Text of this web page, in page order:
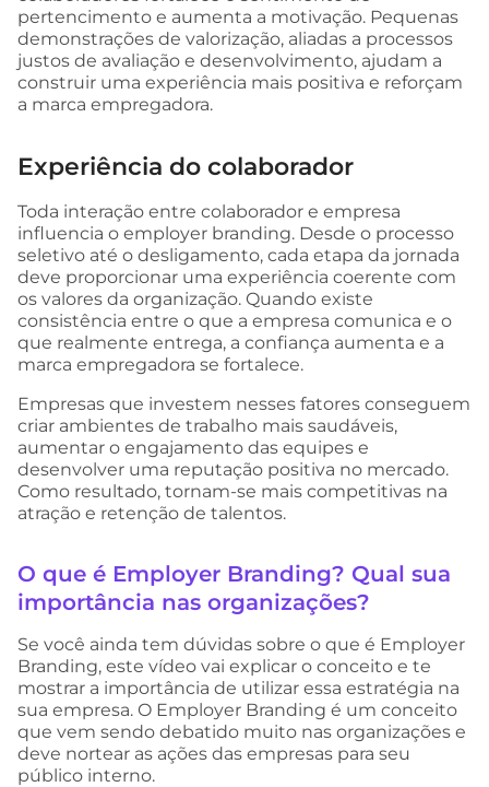
pertencimento e aumenta a motivação. Pequenas
demonstrações de valorização, aliadas a processos
justos de avaliação e desenvolvimento, ajudam a
construir uma experiência mais positiva e reforçam
a marca empregadora.
Experiência do colaborador
Toda interação entre colaborador e empresa
influencia o employer branding. Desde o processo
seletivo até o desligamento, cada etapa da jornada
deve proporcionar uma experiência coerente com
os valores da organização. Quando existe
consistência entre o que a empresa comunica e o
que realmente entrega, a confiança aumenta e a
marca empregadora se fortalece.
Empresas que investem nesses fatores conseguem
criar ambientes de trabalho mais saudáveis,
aumentar o engajamento das equipes e
desenvolver uma reputação positiva no mercado.
Como resultado, tornam-se mais competitivas na
atração e retenção de talentos.
O que é Employer Branding? Qual sua
importância nas organizações?
Se você ainda tem dúvidas sobre o que é Employer
Branding, este vídeo vai explicar o conceito e te
mostrar a importância de utilizar essa estratégia na
sua empresa. O Employer Branding é um conceito
que vem sendo debatido muito nas organizações e
deve nortear as ações das empresas para seu
público interno.